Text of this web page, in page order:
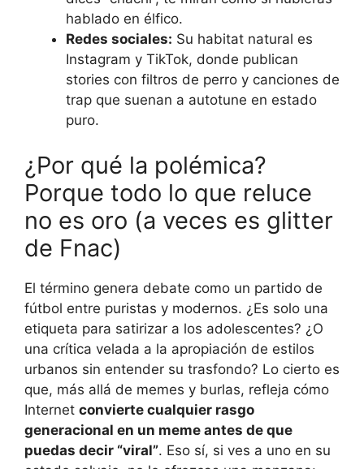
hablado en élfico.
Redes sociales: Su habitat natural es
Instagram y TikTok, donde publican
stories con filtros de perro y canciones de
trap que suenan a autotune en estado
puro.
¿Por qué la polémica?
Porque todo lo que reluce
no es oro (a veces es glitter
de Fnac)
El término genera debate como un partido de
fútbol entre puristas y modernos. ¿Es solo una
etiqueta para satirizar a los adolescentes? ¿O
una crítica velada a la apropiación de estilos
urbanos sin entender su trasfondo? Lo cierto es
que, más allá de memes y burlas, refleja cómo
Internet convierte cualquier rasgo
generacional en un meme antes de que
puedas decir “viral”. Eso sí, si ves a uno en su